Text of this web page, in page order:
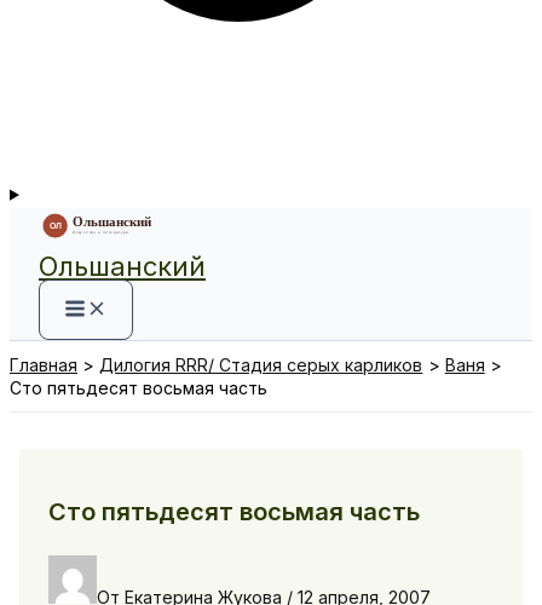
Ольшанский
Главная Дилогия RRR/ Стадия серых карликов
Ваня
Сто пятьдесят восьмая часть
Сто пятьдесят восьмая часть
От Екатерина Жукова / 12 апреля, 2007